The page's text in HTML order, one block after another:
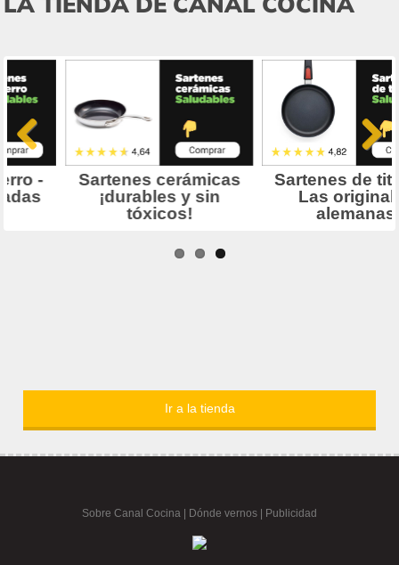
Ir a la tienda
Sobre Canal Cocina Dónde vernos | Publicidad